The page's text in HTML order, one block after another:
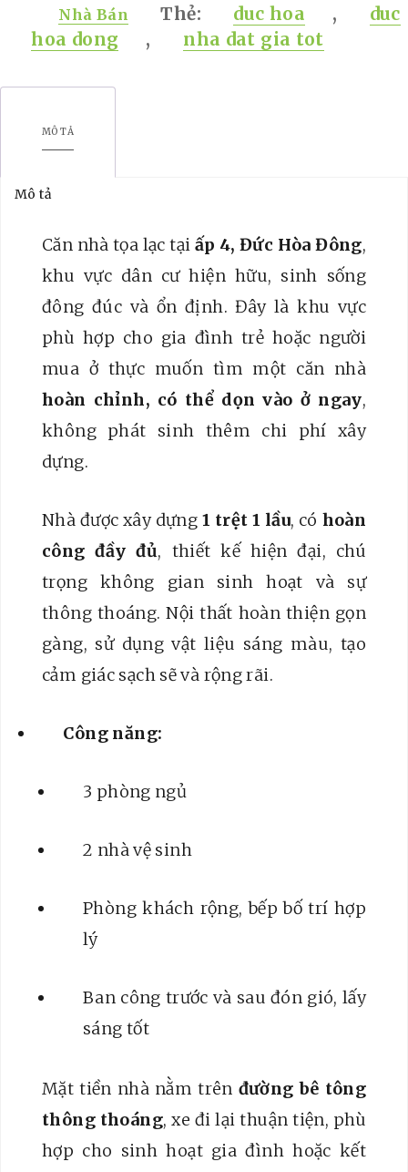
TRỆT
LẦU
THIẾT
ĐẸP,
CƯ
ĐÔNG
ĐÚC
ĐỨC
HÒA
ĐÔNG
số
lượng
Nhà Bán
Thẻ: duc hoa ,
duc
hoa dong
, nha dat gia tot
MÔ TẢ
Mô tả
Căn nhà tọa lạc tại ấp 4, Đức Hòa Đông,
khu vực dân cư hiện hữu, sinh sống
đông đúc và ổn định. Đây là khu vực
phù hợp cho gia đình trẻ hoặc người
mua ở thực muốn tìm một căn nhà
hoàn chỉnh, có thể dọn vào ở ngay,
không phát sinh thêm chi phí xây
dựng.
Nhà được xây dựng 1 trệt 1 lầu, có hoàn
công đầy đủ, thiết kế hiện đại, chú
trọng không gian sinh hoạt và sự
thông thoáng. Nội thất hoàn thiện gọn
gàng, sử dụng vật liệu sáng màu, tạo
cảm giác sạch sẽ và rộng rãi.
Công năng:
3 phòng ngủ
2 nhà vệ sinh
Phòng khách rộng, bếp bố trí hợp
lý
Ban công trước và sau đón gió, lấy
sáng tốt
Mặt tiền nhà nằm trên đường bê tông
thông thoáng, xe đi lại thuận tiện, phù
hợp cho sinh hoạt gia đình hoặc kết